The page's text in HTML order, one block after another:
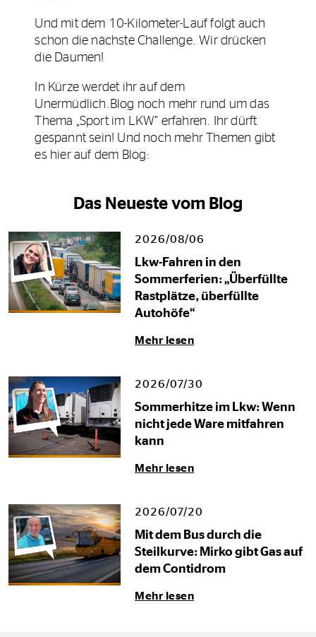
Und mit dem 10-Kilometer-Lauf folgt auch
schon die nächste Challenge. Wir drücken
die Daumen!
In Kürze werdet ihr auf dem
Unermüdlich.Blog noch mehr rund um das
Thema „Sport im LKW“ erfahren. Ihr dürft
gespannt sein! Und noch mehr Themen gibt
es hier auf dem Blog:
Das Neueste vom Blog
2026/08/06
Lkw-Fahren in den
Sommerferien: „Überfüllte
Rastplätze, überfüllte
Autohöfe“
Mehr lesen
2026/07/30
Sommerhitze im Lkw: Wenn
nicht jede Ware mitfahren
kann
Mehr lesen
2026/07/20
Mit dem Bus durch die
Steilkurve: Mirko gibt Gas auf
dem Contidrom
Mehr lesen